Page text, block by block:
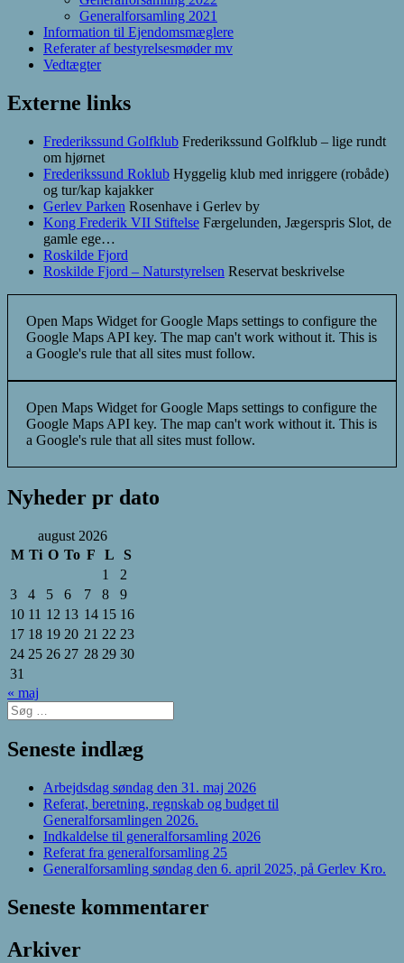
Generalforsamling 2021
Information til Ejendomsmæglere
Referater af bestyrelsesmøder mv
Vedtægter
Externe links
Frederikssund Golfklub Frederikssund Golfklub – lige rundt
om hjørnet
Frederikssund Roklub Hyggelig klub med inriggere (robåde)
og tur/kap kajakker
Gerlev Parken Rosenhave i Gerlev by
Kong Frederik VII Stiftelse Færgelunden, Jægerspris Slot, de
gamle ege…
Roskilde Fjord
Roskilde Fjord – Naturstyrelsen Reservat beskrivelse
Open Maps Widget for Google Maps settings to configure the
Google Maps API key. The map can't work without it. This is
a Google's rule that all sites must follow.
Open Maps Widget for Google Maps settings to configure the
Google Maps API key. The map can't work without it. This is
a Google's rule that all sites must follow.
Nyheder pr dato
august 2026
M Ti O To F L
S
1
2
3
4 5 6 7 8
9
10 11 12 13 14 15 16
17 18 19 20 21 22 23
24 25 26 27 28 29 30
31
« maj
Søg
efter:
Seneste indlæg
Arbejdsdag søndag den 31. maj 2026
Referat, beretning, regnskab og budget til
Generalforsamlingen 2026.
Indkaldelse til generalforsamling 2026
Referat fra generalforsamling 25
Generalforsamling søndag den 6. april 2025, på Gerlev Kro.
Seneste kommentarer
Arkiver